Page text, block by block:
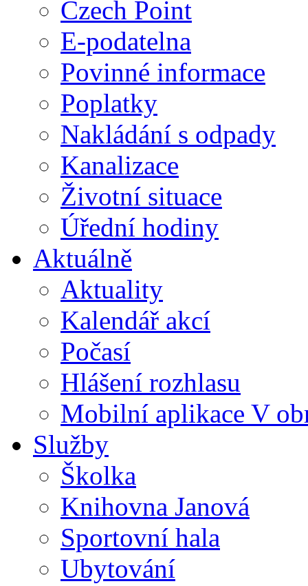
Czech Point
E-podatelna
Povinné informace
Poplatky
Nakládání s odpady
Kanalizace
Životní situace
Úřední hodiny
Aktuálně
Aktuality
Kalendář akcí
Počasí
Hlášení rozhlasu
Mobilní aplikace V
Služby
Školka
Knihovna Janová
Sportovní hala
Ubytování